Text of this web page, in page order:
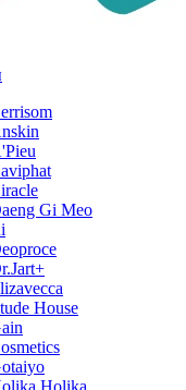
Gi Meo
House
Holika